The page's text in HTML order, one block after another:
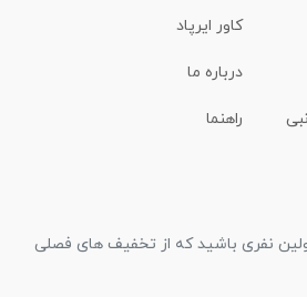
کاور ایرپاد
درباره ما
راهنما
نفری باشید که از تخفیف های فصلی